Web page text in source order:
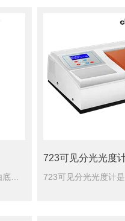
圆形水浴氮吹仪结构：它由底盘、中心杆、样品定位架、配气系统等构成。试管由定位架弹簧和托盘固定，样品位有数字标识。气体通过可调流量计到达配气系统，再经弹性软管到各样品位针阀管，针阀管可根据试管尺寸和溶剂...
723可见分光光度